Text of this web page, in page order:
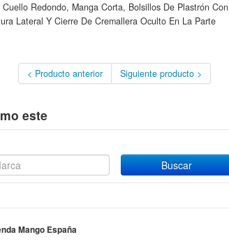
Redondo, Manga Corta, Bolsillos De Plastrón Con
Lateral Y Cierre De Cremallera Oculto En La Parte
< Producto anterior Siguiente producto >
este
Mango España